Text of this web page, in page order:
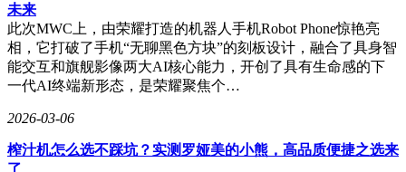
未来
此次MWC上，由荣耀打造的机器人手机Robot Phone惊艳亮
相，它打破了手机“无聊黑色方块”的刻板设计，融合了具身智
能交互和旗舰影像两大AI核心能力，开创了具有生命感的下
一代AI终端新形态，是荣耀聚焦个…
2026-03-06
榨汁机怎么选不踩坑？实测罗娅美的小熊，高品质便捷之选来
了